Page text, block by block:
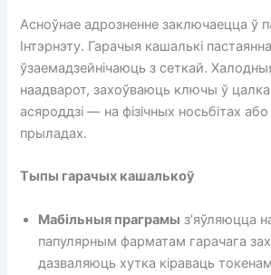
Асноўнае адрозненне заключаецца ў
Інтэрнэту. Гарачыя кашалькі пастаянна
ўзаемадзейнічаюць з сеткай.
наадварот, захоўваюць ключы ў
асяроддзі — на фізічных носьбітах або
прыладах.
Тыпы гарачых кашалькоў
Мабільныя праграмы з’яўляюцца
папулярным фарматам гарачага
дазваляюць хутка кіраваць